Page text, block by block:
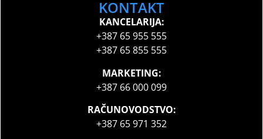
KONTAKT
KANCELARIJA:
+387 65 955 555
+387 65 855 555
MARKETING:
+387 66 000 099
RAČUNOVODSTVO:
+387 65 971 352